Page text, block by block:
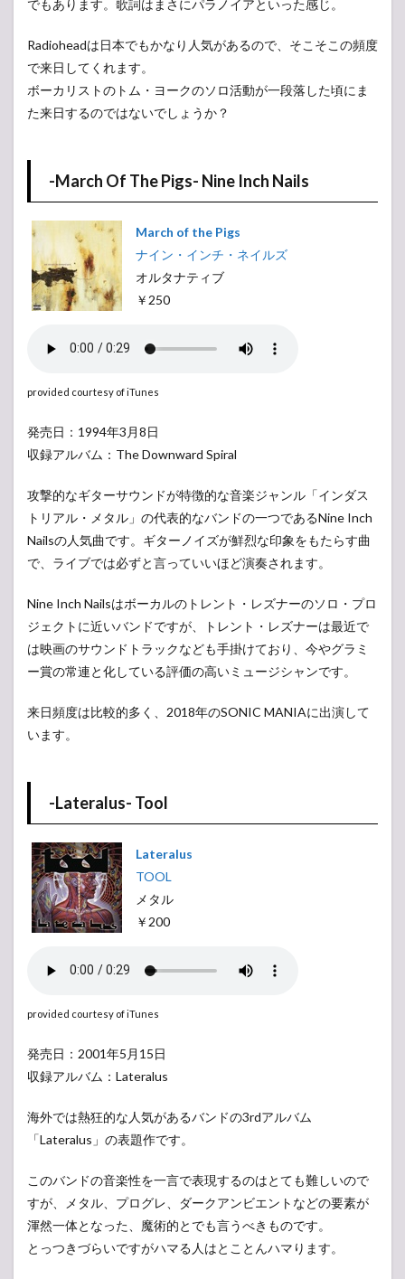
でもあります。歌詞はまさにパラノイアといった感じ。
Radioheadは日本でもかなり人気があるので、そこそこの頻度
で来日してくれます。
ボーカリストのトム・ヨークのソロ活動が一段落した頃にま
た来日するのではないでしょうか？
-March Of The Pigs- Nine Inch Nails
March of the Pigs
ナイン・インチ・ネイルズ
オルタナティブ
￥250
provided courtesy of iTunes
発売日：1994年3月8日
収録アルバム：The Downward Spiral
攻撃的なギターサウンドが特徴的な音楽ジャンル「インダス
トリアル・メタル」の代表的なバンドの一つであるNine Inch
Nailsの人気曲です。ギターノイズが鮮烈な印象をもたらす曲
で、ライブでは必ずと言っていいほど演奏されます。
Nine Inch Nailsはボーカルのトレント・レズナーのソロ・プロ
ジェクトに近いバンドですが、トレント・レズナーは最近で
は映画のサウンドトラックなども手掛けており、今やグラミ
ー賞の常連と化している評価の高いミュージシャンです。
来日頻度は比較的多く、2018年のSONIC MANIAに出演して
います。
-Lateralus- Tool
Lateralus
TOOL
メタル
￥200
provided courtesy of iTunes
発売日：2001年5月15日
収録アルバム：Lateralus
海外では熱狂的な人気があるバンドの3rdアルバム
「Lateralus」の表題作です。
このバンドの音楽性を一言で表現するのはとても難しいので
すが、メタル、プログレ、ダークアンビエントなどの要素が
渾然一体となった、魔術的とでも言うべきものです。
とっつきづらいですがハマる人はとことんハマります。